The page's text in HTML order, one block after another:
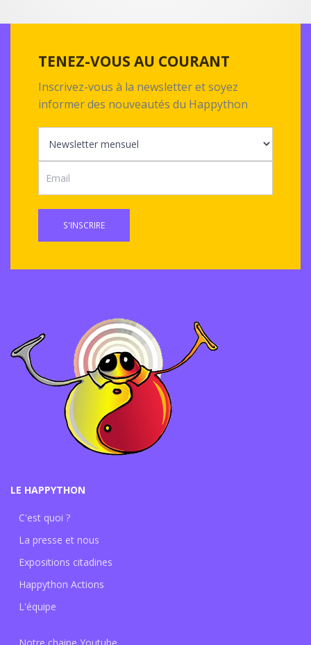
TENEZ-VOUS AU COURANT
Inscrivez-vous à la newsletter et soyez
informer des nouveautés du Happython
S'INSCRIRE
LE HAPPYTHON
C'est quoi ?
La presse et nous
Expositions citadines
Happython Actions
L'équipe